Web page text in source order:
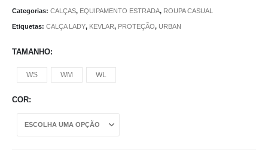
Categorias: CALÇAS, EQUIPAMENTO ESTRADA, ROUPA CASUAL
Etiquetas: CALÇA LADY, KEVLAR, PROTEÇÃO, URBAN
TAMANHO
WS WM WL
COR